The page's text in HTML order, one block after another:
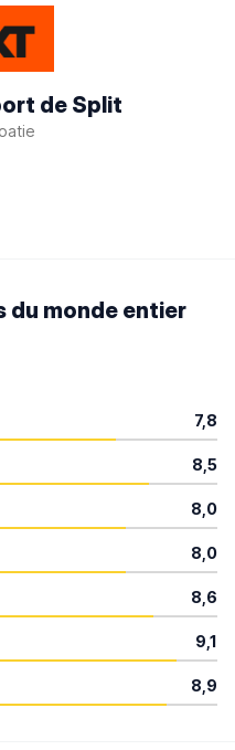
de Split
du monde entier
7,8
8,5
8,0
8,0
8,6
9,1
8,9